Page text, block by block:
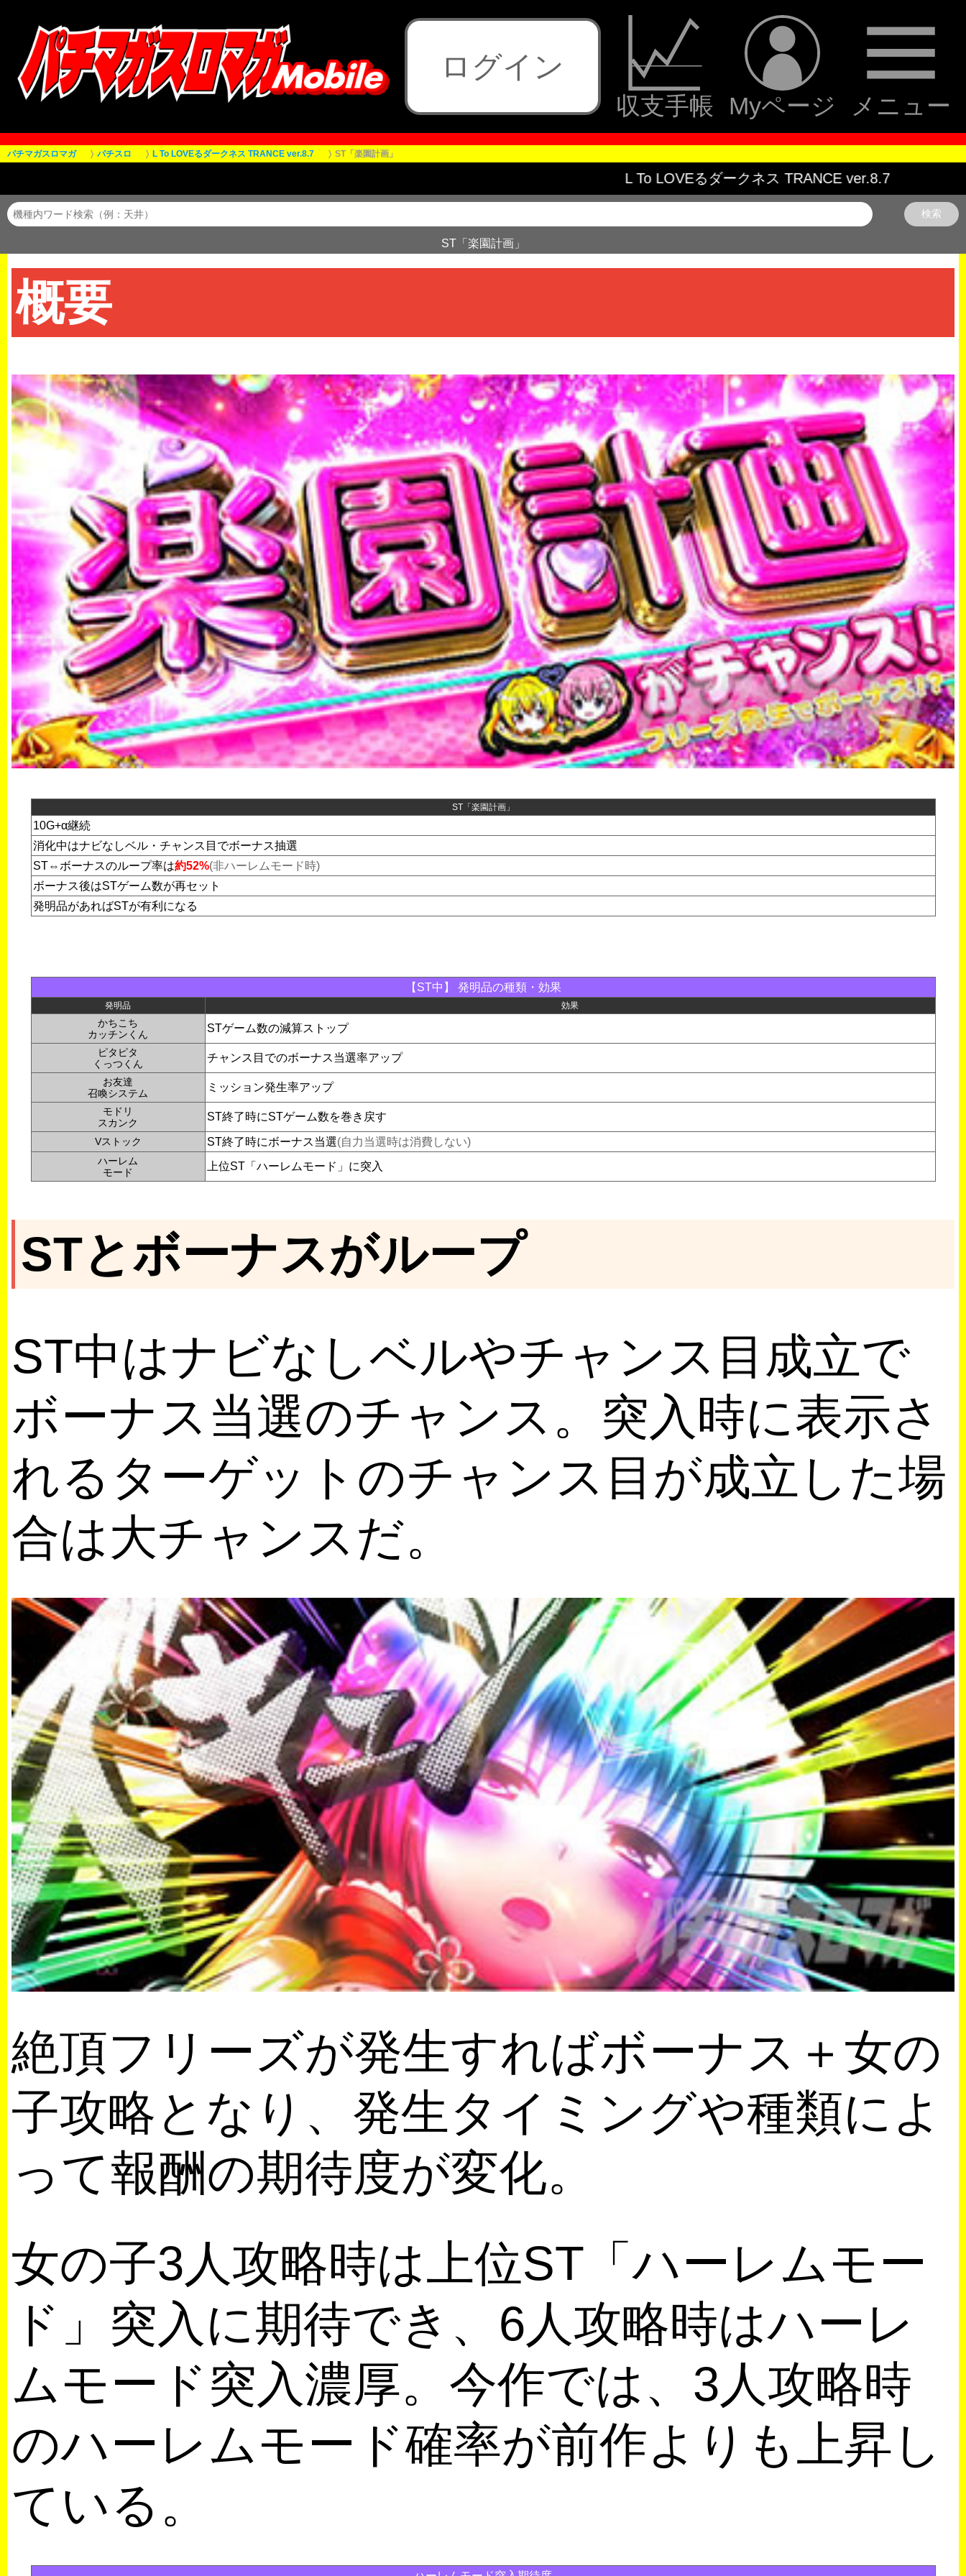
ログイン
収支手帳 Myページ メニュー
パチマガスロマガ パチスロ L To LOVEるダークネス TRANCE ver.8.7 ST「楽園計画」
ST「楽園計画」
概要
ST「楽園計画」
10G+α継続
消化中はナビなしベル・チャンス目でボーナス抽選
ST⇔ボーナスのループ率は約52%(非ハーレムモード時)
ボーナス後はSTゲーム数が再セット
発明品があればSTが有利になる
【ST中】 発明品の種類・効果
発明品 効果
かちこち
カッチンくん
STゲーム数の減算ストップ
ピタピタ
くっつくん
チャンス目でのボーナス当選率アップ
お友達
召喚システム
ミッション発生率アップ
モドリ
スカンク
ST終了時にSTゲーム数を巻き戻す
Vストック ST終了時にボーナス当選(自力当選時は消費しない)
ハーレム
モード
上位ST「ハーレムモード」に突入
STとボーナスがループ
ST中はナビなしベルやチャンス目成立で
ボーナス当選のチャンス。突入時に表示さ
れるターゲットのチャンス目が成立した場
合は大チャンスだ。
絶頂フリーズが発生すればボーナス＋女の
子攻略となり、発生タイミングや種類によ
って報酬の期待度が変化。
女の子3人攻略時は上位ST「ハーレムモー
ド」突入に期待でき、6人攻略時はハーレ
ムモード突入濃厚。今作では、3人攻略時
のハーレムモード確率が前作よりも上昇し
ている。